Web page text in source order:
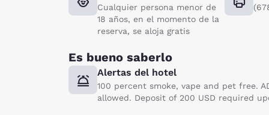
Cualquier persona menor de
18 años, en el momento de la
reserva, se aloja gratis
Es bueno saberlo
Alertas del hotel
100 percent smoke, vape and pet free.
allowed. Deposit of 200 USD required